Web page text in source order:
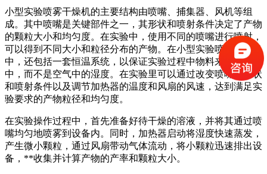
小型实验喷雾干燥机的主要结构由喷嘴、捕集器、风机等组
成。其中喷嘴是关键部件之一，其形状和喷射条件决定了产物
的颗粒大小和均匀度。在实验中，使用不同的喷嘴进行喷射，
可以得到不同大小和粒径分布的产物。在小型实验喷雾干燥机
中，还包括一套恒温系统，以保证实验过程中物料来自溶液
中，而不是空气中的湿度。在实验里可以通过改变喷嘴的形状
和喷射条件以及调节加热器的温度和风扇的风速，达到满足实
验要求的产物粒径和均匀度。
在实验操作过程中，首先准备好待干燥的溶液，并将其通过喷
嘴均匀地喷雾到设备内。同时，加热器启动将湿度快速蒸发，
产生微小颗粒，通过风扇带动气体流动，将小颗粒迅速排出设
备，**收集并计算产物的产率和颗粒大小。